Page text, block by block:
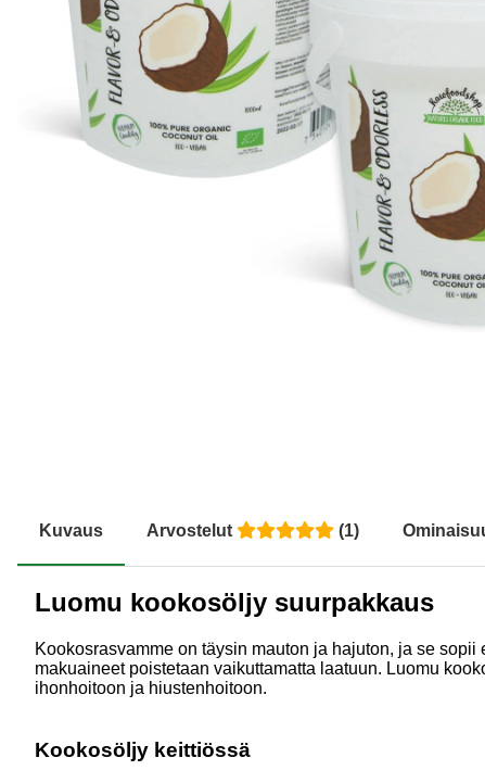
Kuvaus Arvostelut (1)
Luomu kookosöljy suurpakkaus
Kookosrasvamme on täysin mauton ja hajuton, ja se
makuaineet poistetaan vaikuttamatta laatuun. Luomu
ihonhoitoon ja hiustenhoitoon.
Kookosöljy keittiössä